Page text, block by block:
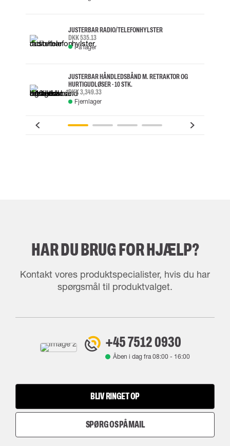
JUSTERBAR RADIO/TELEFONHYLSTER
DKK 535.13
På lager
JUSTERBAR HÅNDLEDSBÅND M. RETRAKTOR OG
HURTIGUDLØSER - 10 STK.
DKK 3,349.33
Fjernlager
HAR DU BRUG FOR HJÆLP?
Kontakt vores produktspecialister, hvis du har
spørgsmål til produktvalget.
+45 7512 0930
Åben i dag fra08:00- 16:00
BLIV RINGET OP
SPØRG OS PÅ MAIL